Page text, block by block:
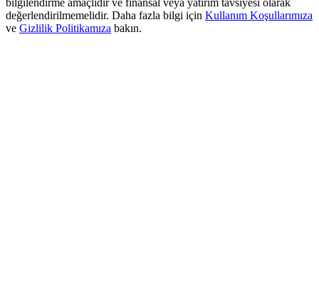
Register & Trade to Win 500,000 USDT
değerlendirilmemelidir. Daha fazla bilgi için Kullanım Koşullarımıza
ve Gizlilik Politikamıza bakın.